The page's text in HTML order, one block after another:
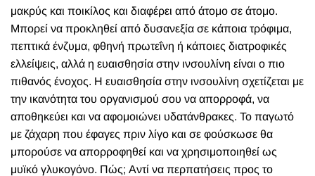
μακρύς και ποικίλος και διαφέρει από άτομο σε άτομο.
Μπορεί να προκληθεί από δυσανεξία σε κάποια τρόφιμα,
πεπτικά ένζυμα, φθηνή πρωτεΐνη ή κάποιες διατροφικές
ελλείψεις, αλλά η ευαισθησία στην ινσουλίνη είναι ο πιο
πιθανός ένοχος. Η ευαισθησία στην ινσουλίνη σχετίζεται με
την ικανότητα του οργανισμού σου να απορροφά, να
αποθηκεύει και να αφομοιώνει υδατάνθρακες. Το παγωτό
με ζάχαρη που έφαγες πριν λίγο και σε φούσκωσε θα
μπορούσε να απορροφηθεί και να χρησιμοποιηθεί ως
μυϊκό γλυκογόνο. Πώς; Αντί να περπατήσεις προς το